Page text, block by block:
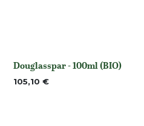
None
Douglasspar - 100ml (BIO)
105,10 €